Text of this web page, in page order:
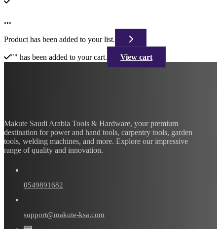
...
Product has been added to your list.
"" has been added to your cart. View cart
Makute Saudi Arabia Tools & Hardware, your premium
destination for power and hand tools, carpentry tools, garden
tools, welding machines, and more. Explore our impressive
range of quality and innovation.
0549891682
support@makute-ksa.com